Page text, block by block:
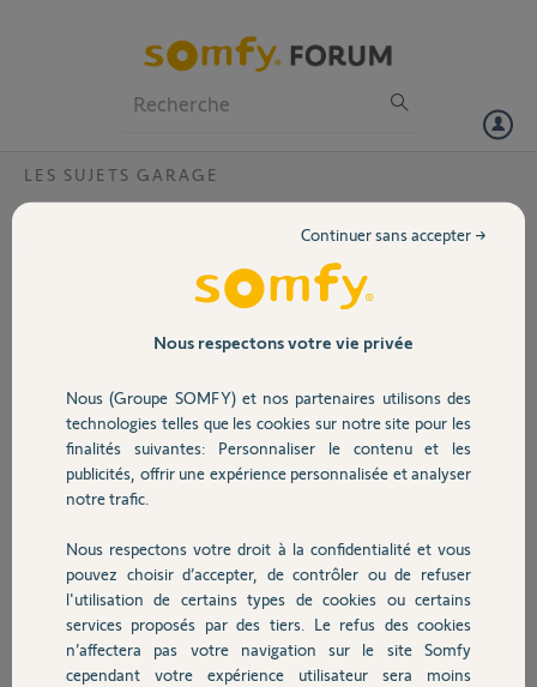
Volet
Sécurité
Domotique
Chauffage
Autres produits
LES SUJETS GARAGE
J’ai récemment acheté une maison équipée d’un
SIMU.
Je suis moyennement confiant dans le bon
fonctionnement de ce volet, et j’aimerais
pouvoir connaître à distance sa position (fermé,
ouvert, à 50 %, etc.), comme c’est possible pour
compatible avec une solution de visualisation,
soit via un adaptateur universel io, soit en ajoutant un micro-
récepteur Izymo.
Si certains d’entre vous ont déjà mis en place ce type de configuration
ou ont des conseils, je suis preneur !
Nous respectons votre vie privée
Nous (Groupe SOMFY) et nos partenaires utilisons des
technologies telles que les cookies sur notre site pour les
finalités suivantes: Personnaliser le contenu et les
publicités, offrir une expérience personnalisée et analyser
notre trafic.
Nous respectons votre droit à la confidentialité et vous
pouvez choisir d’accepter, de contrôler ou de refuser
l'utilisation de certains types de cookies ou certains
services proposés par des tiers. Le refus des cookies
n’affectera pas votre navigation sur le site Somfy
cependant votre expérience utilisateur sera moins
Continuer sans accepter →